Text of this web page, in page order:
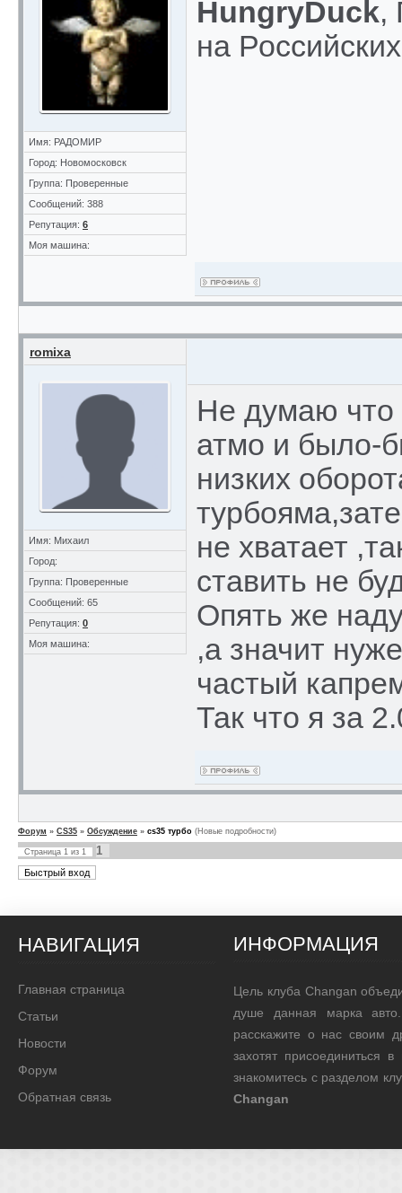
Имя: РАДОМИР
Город: Новомосковск
Группа: Проверенные
Сообщений: 388
Репутация: 6
Моя машина:
HungryDuck,
на
romixa
Имя: Михаил
Город:
Группа: Проверенные
Сообщений: 65
Репутация: 0
Моя машина:
Не думаю что
атмо и было-
низких
не хватает
ставить не
Опять же
,а значит
частый
Так что я за
Форум » CS35 » Обсуждение » cs35 турбо (Новые подробности)
Страница 1 из 1 1
НАВИГАЦИЯ
Главная страница
Статьи
Новости
Форум
Обратная связь
ИНФОРМАЦИЯ
Цель клуба Changan
душе данная марка
расскажите о нас своим
захотят присоединиться
знакомитесь с разделом
Changan